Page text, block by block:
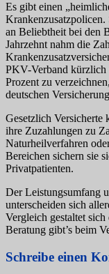
Es gibt einen
Krankenzusatzpolicen.
an Beliebtheit bei den
Jahrzehnt nahm die
PKV-Verband kürzlich
Prozent zu
deutschen
Gesetzlich Versicherte
ihre Zuzahlungen zu
Naturheilverfahren
Bereichen sichern sie
Privatpatienten.
Der Leistungsumfang
unterscheiden sich
Vergleich gestaltet
Beratung gibt’s beim
Schreibe einen